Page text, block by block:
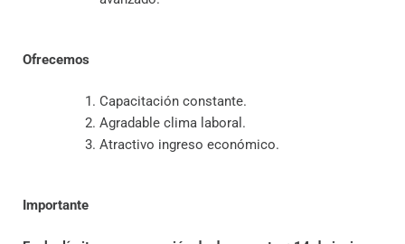
Ofrecemos
Capacitación constante.
Agradable clima laboral.
Atractivo ingreso económico.
Importante